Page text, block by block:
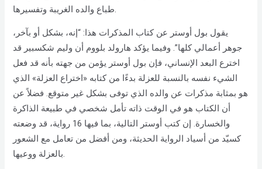
يقول بول أوستر عن كتاب المذكرات هذا: “إنه، بشكل أو بآخر،
جوهر أعمالي كلها”. وفيما يؤكد هارولد بلووم أن وليم شكسبير قد
اخترع البعد الإنساني، فإن بول أوستر يؤمن من جهته بأنه قد فعل
الشيء نفسه بالنسبة للعزلة بدءًا من كتابه «اختراع العزلة» الذي
هو بمثابة مذكرات عن والده الذي توفى بشكل غير متوقع. فضلاً عن
أن الكتاب هو في الوقت ذاته تأمل شخصي في طبيعة الذاكرة
والخسارة. إن كتب أوستر التالية، بما فيها 16 رواية، قد وضعته
كسيّد من أسياد الرواية الحديثة، ومن أفضل من تعامل مع الشعور
بالعزلة ووعيها.